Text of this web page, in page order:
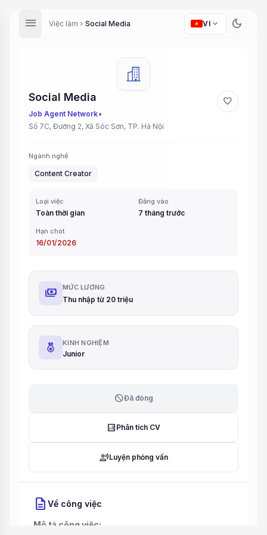
menu Việc làm chevron_right Social Media VI expand_more dark_mode
Social Media
Job Agent Network•
Số 7C, Đường 2, Xã Sóc Sơn, TP. Hà Nội
favorite
Ngành nghề
Content Creator
Loại việc
Toàn thời gian
Đăng vào
7 tháng trước
Hạn chót
16/01/2026
payments MỨC LƯƠNG
Thu nhập từ 20 triệu
KINH NGHIỆM
Junior
blockĐã đóng
analytics Phân tích CV
record_voice_overLuyện phỏng vấn
description Về công việc
Mô tả công việc: